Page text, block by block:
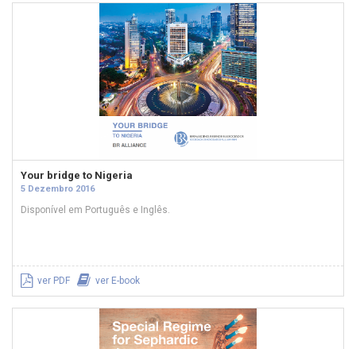
Your bridge to Nigeria
5 Dezembro 2016
Disponível em Português e Inglês.
ver PDF ver E-book